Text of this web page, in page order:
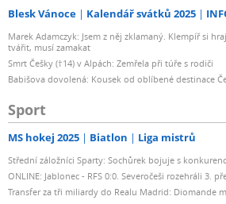
Blesk Vánoce Kalendář svátků 2025
Marek Adamczyk: Jsem z něj zklamaný. Klempíř si
tvářit, musí zamakat
Smrt Češky (†14) v Alpách: Zemřela při túře s rodiči
Babišova dovolená: Kousek od oblíbené destinace
Sport
MS hokej 2025 Biatlon Liga mistrů
Střední záložníci Sparty: Sochůrek bojuje s
ONLINE: Jablonec - RFS 0:0. Severočeši rozehráli 3.
Transfer za tři miliardy do Realu Madrid: Diomande